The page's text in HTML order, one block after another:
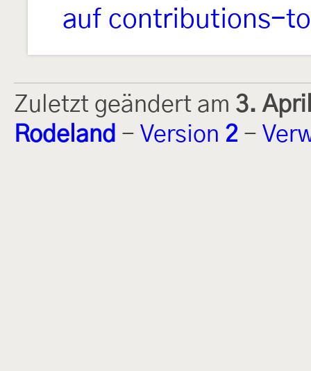
auf contributions-
Zuletzt geändert am 3.
Rodeland - Version 2 -